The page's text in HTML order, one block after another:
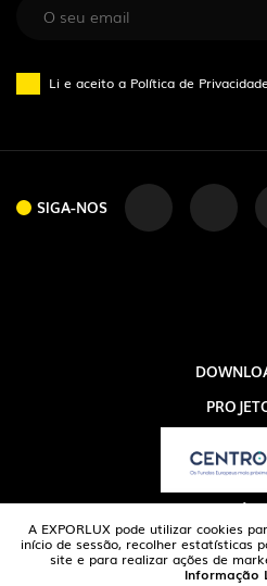
A EXPORLUX pode utilizar cookies
início de sessão, recolher estatísticas
site e para realizar ações de
Informação
Li e aceito a Política de
SIGA-NOS
A